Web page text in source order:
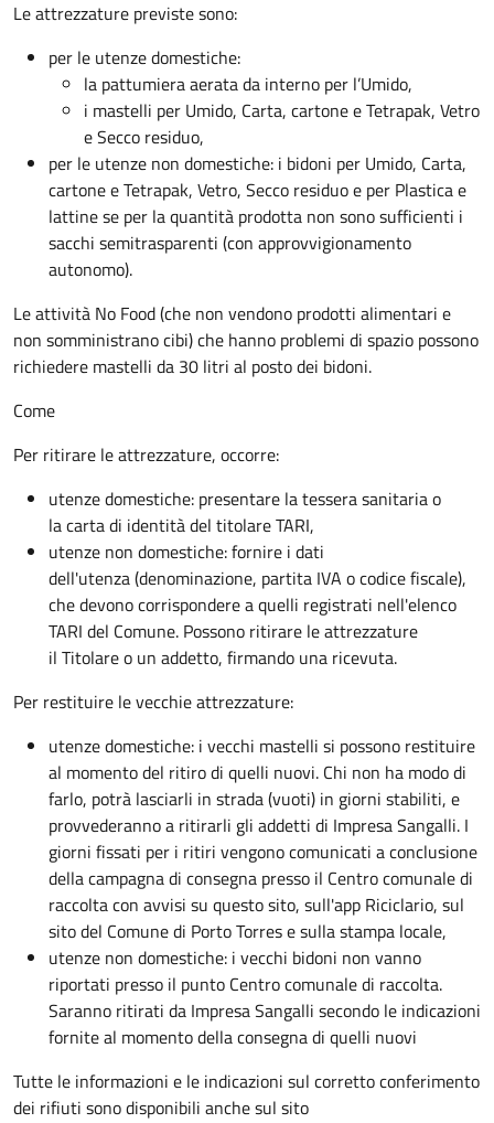
Le attrezzature previste sono:
per le utenze domestiche:
la pattumiera aerata da interno per l’Umido,
i mastelli per Umido, Carta, cartone e Tetrapak, Vetro
e Secco residuo,
per le utenze non domestiche: i bidoni per Umido, Carta,
cartone e Tetrapak, Vetro, Secco residuo e per Plastica e
lattine se per la quantità prodotta non sono sufficienti i
sacchi semitrasparenti (con approvvigionamento
autonomo).
Le attività No Food (che non vendono prodotti alimentari e
non somministrano cibi) che hanno problemi di spazio possono
richiedere mastelli da 30 litri al posto dei bidoni.
Come
Per ritirare le attrezzature, occorre:
utenze domestiche: presentare la tessera sanitaria o
la carta di identità del titolare TARI,
utenze non domestiche: fornire i dati
dell'utenza (denominazione, partita IVA o codice fiscale),
che devono corrispondere a quelli registrati nell'elenco
TARI del Comune. Possono ritirare le attrezzature
il Titolare o un addetto, firmando una ricevuta.
Per restituire le vecchie attrezzature:
utenze domestiche: i vecchi mastelli si possono restituire
al momento del ritiro di quelli nuovi. Chi non ha modo di
farlo, potrà lasciarli in strada (vuoti) in giorni stabiliti, e
provvederanno a ritirarli gli addetti di Impresa Sangalli. I
giorni fissati per i ritiri vengono comunicati a conclusione
della campagna di consegna presso il Centro comunale di
raccolta con avvisi su questo sito, sull'app Riciclario, sul
sito del Comune di Porto Torres e sulla stampa locale,
utenze non domestiche: i vecchi bidoni non vanno
riportati presso il punto Centro comunale di raccolta.
Saranno ritirati da Impresa Sangalli secondo le indicazioni
fornite al momento della consegna di quelli nuovi
Tutte le informazioni e le indicazioni sul corretto conferimento
dei rifiuti sono disponibili anche sul sito